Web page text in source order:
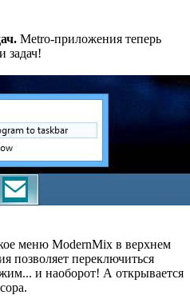
Metro-приложения теперь
задач!
меню ModernMix в верхнем
позволяет переключиться
и наоборот! А открывается